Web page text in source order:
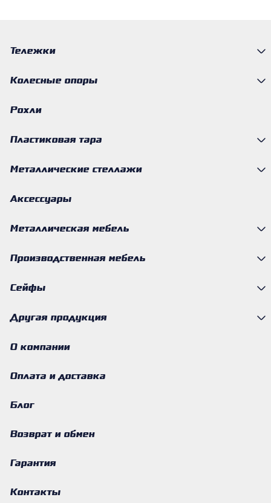
Тележки
Колесные опоры
Рохли
Пластиковая тара
Металлические стеллажи
Аксессуары
Металлическая мебель
Производственная мебель
Сейфы
Другая продукция
О компании
Оплата и доставка
Блог
Возврат и обмен
Гарантия
Контакты